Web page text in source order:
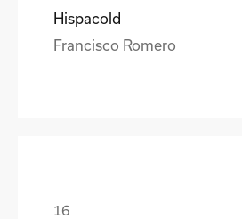
Hispacold
Francisco Romero